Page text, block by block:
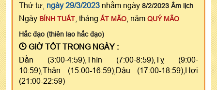
Thứ tư, ngày 29/3/2023 nhằm ngày 8/2/2023 Âm lịch
Ngày BÍNH TUẤT , tháng ẤT MÃO , năm QUÝ MÃO
Hắc đạo (thiên lao hắc đạo)
GIỜ TỐT TRONG NGÀY :
Dần (3:00-4:59),Thìn (7:00-8:59),Tỵ (9:00-
10:59),Thân (15:00-16:59),Dậu (17:00-18:59),Hợi
(21:00-22:59)